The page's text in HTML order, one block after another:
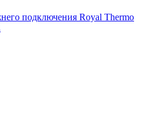
подключения Royal Thermo